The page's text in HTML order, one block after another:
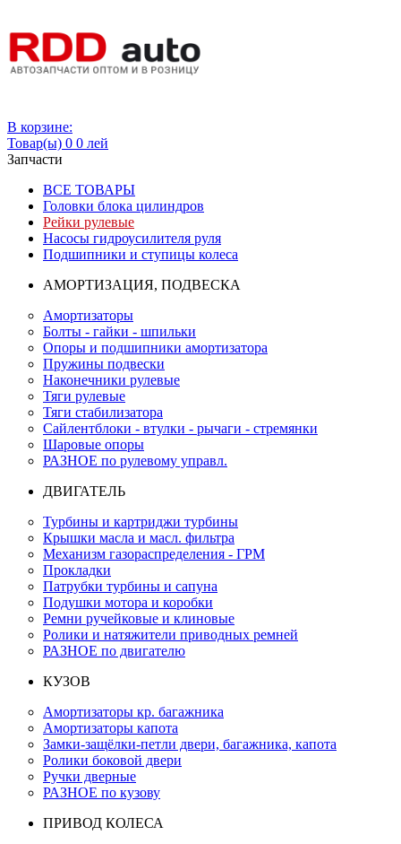
В корзине:
Товар(ы) 0 0 лей
Запчасти
ВСЕ ТОВАРЫ
Головки блока цилиндров
Рейки рулевые
Насосы гидроусилителя руля
Подшипники и ступицы колеса
АМОРТИЗАЦИЯ, ПОДВЕСКА
Амортизаторы
Болты - гайки - шпильки
Опоры и подшипники амортизатора
Пружины подвески
Наконечники рулевые
Тяги рулевые
Тяги стабилизатора
Сайлентблоки - втулки - рычаги - стремянки
Шаровые опоры
РАЗНОЕ по рулевому управл.
ДВИГАТЕЛЬ
Турбины и картриджи турбины
Крышки масла и масл. фильтра
Механизм газораспределения - ГРМ
Прокладки
Патрубки турбины и сапуна
Подушки мотора и коробки
Ремни ручейковые и клиновые
Ролики и натяжители приводных ремней
РАЗНОЕ по двигателю
КУЗОВ
Амортизаторы кр. багажника
Амортизаторы капота
Замки-защёлки-петли двери, багажника, капота
Ролики боковой двери
Ручки дверные
РАЗНОЕ по кузову
ПРИВОД КОЛЕСА